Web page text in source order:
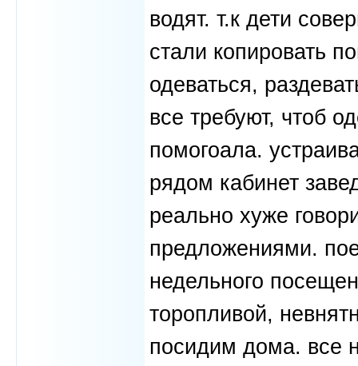
водят. т.к дети
стали копировать
одеваться,
все требуют, чтоб
помогоала.
рядом кабинет
реально хуже
предложениями.
недельного
торопливой,
посидим дома. все